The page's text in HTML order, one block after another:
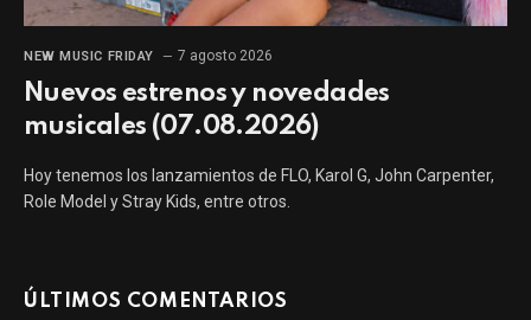
NEW MUSIC FRIDAY 7 agosto 2026
Nuevos estrenos y novedades
musicales (07.08.2026)
Hoy tenemos los lanzamientos de FLO, Karol G, John Carpenter,
Role Model y Stray Kids, entre otros.
ÚLTIMOS COMENTARIOS